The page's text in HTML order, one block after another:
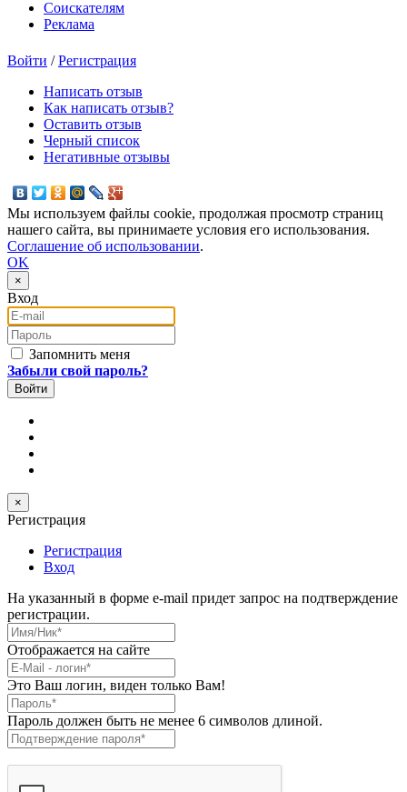
Соискателям
Реклама
Войти /Регистрация
Написать отзыв
Как написать отзыв?
Оставить отзыв
Черный список
Негативные отзывы
Мы используем файлы cookie, продолжая просмотр страниц
нашего сайта, вы принимаете условия его использования.
Соглашение об использовании.
OK
×
Вход
E-mail
Пароль
Запомнить меня
Забыли свой пароль?
×
Регистрация
Регистрация
Вход
На указанный в форме e-mail придет запрос на подтверждение
регистрации.
Имя/Ник
Отображается на сайте
E-Mail *
Это Ваш логин, виден только Вам!
Пароль*
Пароль должен быть не менее 6 символов длиной.
Подтверждение пароля